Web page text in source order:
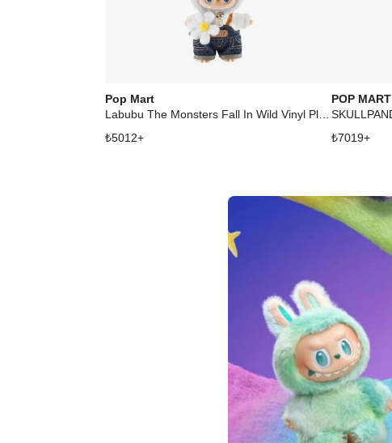
Pop Mart
Labubu The Monsters Fall In Wild Vinyl Plush Doll Pendant Keychain
₺5012+
POP MART
₺7019+